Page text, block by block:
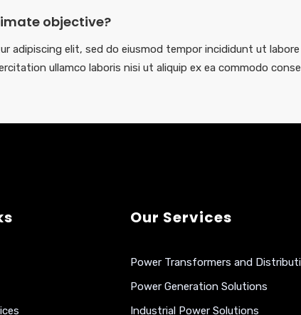
objective?
adipiscing elit, sed do eiusmod tempor incididunt ut
ullamco laboris nisi ut aliquip ex ea commodo
Our Services
Power Transformers and
Power Generation Solutions
Industrial Power Solutions